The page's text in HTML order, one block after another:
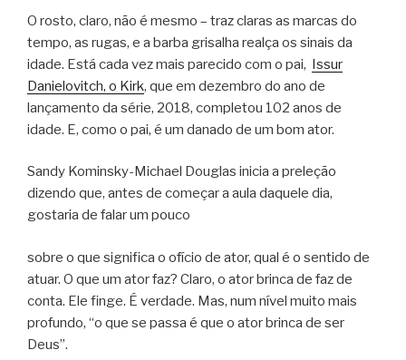
O rosto, claro, não é mesmo – traz claras as marcas do
tempo, as rugas, e a barba grisalha realça os sinais da
idade. Está cada vez mais parecido com o pai, Issur
Danielovitch, o Kirk, que em dezembro do ano de
lançamento da série, 2018, completou 102 anos de
idade. E, como o pai, é um danado de um bom ator.
Sandy Kominsky-Michael Douglas inicia a preleção
dizendo que, antes de começar a aula daquele dia,
gostaria de falar um pouco
sobre o que significa o ofício de ator, qual é o sentido de
atuar. O que um ator faz? Claro, o ator brinca de faz de
conta. Ele finge. É verdade. Mas, num nível muito mais
profundo, “o que se passa é que o ator brinca de ser
Deus”.